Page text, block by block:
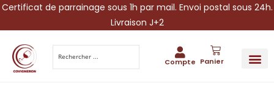
Certificat de parrainage sous 1h par mail. Envoi postal sous 24h.
Livraison J+2
Compte Panier